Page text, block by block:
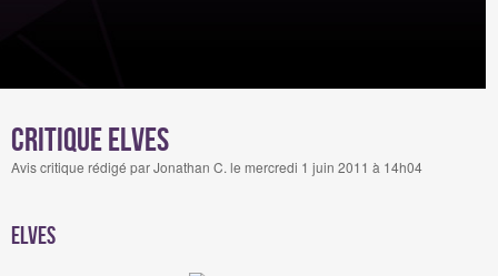
Critique Elves
Avis critique rédigé par Jonathan C. le mercredi 1 juin 2011 à 14h04
elves